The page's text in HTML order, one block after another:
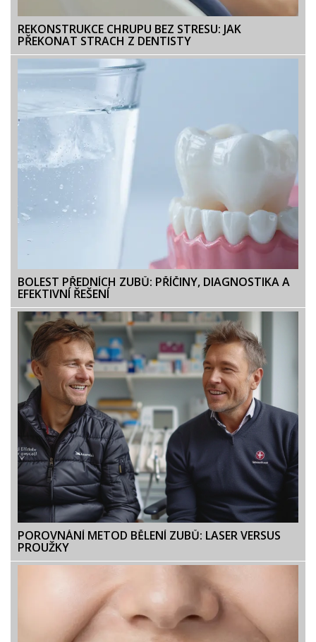
REKONSTRUKCE CHRUPU BEZ STRESU: JAK
PŘEKONAT STRACH Z DENTISTY
BOLEST PŘEDNÍCH ZUBŮ: PŘÍČINY, DIAGNOSTIKA A
EFEKTIVNÍ ŘEŠENÍ
POROVNÁNÍ METOD BĚLENÍ ZUBŮ: LASER VERSUS
PROUŽKY